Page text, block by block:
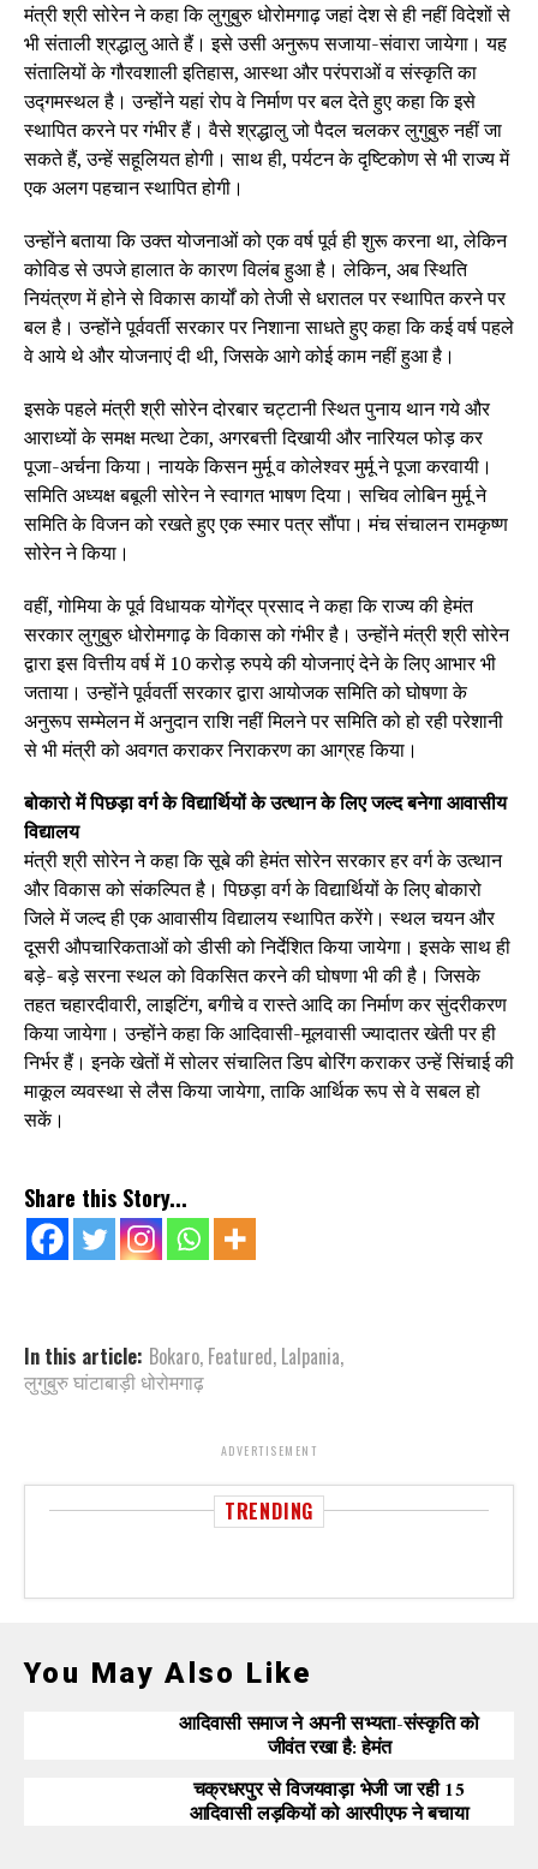
मंत्री श्री सोरेन ने कहा कि लुगुबुरु धोरोमगाढ़ जहां देश से ही नहीं विदेशों से
भी संताली श्रद्धालु आते हैं। इसे उसी अनुरूप सजाया-संवारा जायेगा। यह
संतालियों के गौरवशाली इतिहास, आस्था और परंपराओं व संस्कृति का
उद्गमस्थल है। उन्होंने यहां रोप वे निर्माण पर बल देते हुए कहा कि इसे
स्थापित करने पर गंभीर हैं। वैसे श्रद्धालु जो पैदल चलकर लुगुबुरु नहीं जा
सकते हैं, उन्हें सहूलियत होगी। साथ ही, पर्यटन के दृष्टिकोण से भी राज्य में
एक अलग पहचान स्थापित होगी।
उन्होंने बताया कि उक्त योजनाओं को एक वर्ष पूर्व ही शुरू करना था, लेकिन
कोविड से उपजे हालात के कारण विलंब हुआ है। लेकिन, अब स्थिति
नियंत्रण में होने से विकास कार्यों को तेजी से धरातल पर स्थापित करने पर
बल है। उन्होंने पूर्ववर्ती सरकार पर निशाना साधते हुए कहा कि कई वर्ष पहले
वे आये थे और योजनाएं दी थी, जिसके आगे कोई काम नहीं हुआ है।
इसके पहले मंत्री श्री सोरेन दोरबार चट्टानी स्थित पुनाय थान गये और
आराध्यों के समक्ष मत्था टेका, अगरबत्ती दिखायी और नारियल फोड़ कर
पूजा-अर्चना किया। नायके किसन मुर्मू व कोलेश्वर मुर्मू ने पूजा करवायी।
समिति अध्यक्ष बबूली सोरेन ने स्वागत भाषण दिया। सचिव लोबिन मुर्मू ने
समिति के विजन को रखते हुए एक स्मार पत्र सौंपा। मंच संचालन रामकृष्ण
सोरेन ने किया।
वहीं, गोमिया के पूर्व विधायक योगेंद्र प्रसाद ने कहा कि राज्य की हेमंत
सरकार लुगुबुरु धोरोमगाढ़ के विकास को गंभीर है। उन्होंने मंत्री श्री सोरेन
द्वारा इस वित्तीय वर्ष में 10 करोड़ रुपये की योजनाएं देने के लिए आभार भी
जताया। उन्होंने पूर्ववर्ती सरकार द्वारा आयोजक समिति को घोषणा के
अनुरूप सम्मेलन में अनुदान राशि नहीं मिलने पर समिति को हो रही परेशानी
से भी मंत्री को अवगत कराकर निराकरण का आग्रह किया।
बोकारो में पिछड़ा वर्ग के विद्यार्थियों के उत्थान के लिए जल्द बनेगा आवासीय
विद्यालय
मंत्री श्री सोरेन ने कहा कि सूबे की हेमंत सोरेन सरकार हर वर्ग के उत्थान
और विकास को संकल्पित है। पिछड़ा वर्ग के विद्यार्थियों के लिए बोकारो
जिले में जल्द ही एक आवासीय विद्यालय स्थापित करेंगे। स्थल चयन और
दूसरी औपचारिकताओं को डीसी को निर्देशित किया जायेगा। इसके साथ ही
बड़े- बड़े सरना स्थल को विकसित करने की घोषणा भी की है। जिसके
तहत चहारदीवारी, लाइटिंग, बगीचे व रास्ते आदि का निर्माण कर सुंदरीकरण
किया जायेगा। उन्होंने कहा कि आदिवासी-मूलवासी ज्यादातर खेती पर ही
निर्भर हैं। इनके खेतों में सोलर संचालित डिप बोरिंग कराकर उन्हें सिंचाई की
माकूल व्यवस्था से लैस किया जायेगा, ताकि आर्थिक रूप से वे सबल हो
सकें।
Share this Story...
In this article: Bokaro, Featured, Lalpania,
लुगुबुरु घांटाबाड़ी धोरोमगाढ़
ADVERTISEMENT
TRENDING
You May Also Like
आदिवासी समाज ने अपनी सभ्यता-संस्कृति को
जीवंत रखा है: हेमंत
चक्रधरपुर से विजयवाड़ा भेजी जा रही 15
आदिवासी लड़कियों को आरपीएफ ने बचाया